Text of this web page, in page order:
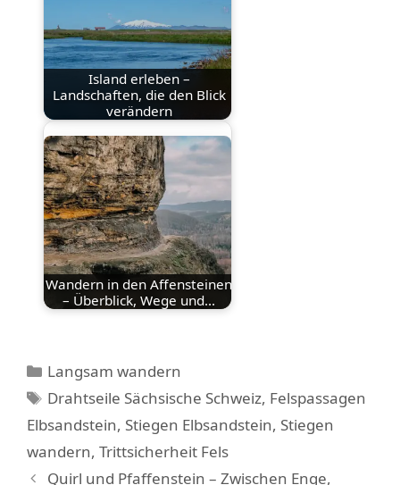
Island erleben –
Landschaften, die den Blick
verändern
Wandern in den Affensteinen
– Überblick, Wege und…
Kategorien
Langsam wandern
Schlagwörter
Drahtseile Sächsische Schweiz, Felspassagen
Elbsandstein, Stiegen Elbsandstein, Stiegen
wandern, Trittsicherheit Fels
Quirl und Pfaffenstein – Zwischen Enge,